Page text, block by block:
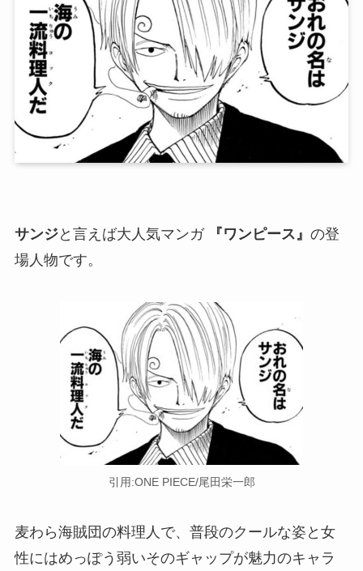
サンジと言えば大人気マンガ 『ワンピース』 の登
場人物です。
引用:ONE PIECE/尾田栄一郎
麦わら海賊団の料理人で、普段のクールな姿と女
性にはめっぽう弱いそのギャップが魅力のキャラ